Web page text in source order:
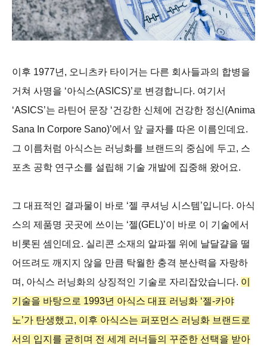
이후 1977년, 오니츠카 타이거는 다른 회사들과의 합병을
거쳐 사명을 ‘아식스(ASICS)’로 변경합니다. 여기서
‘ASICS’는 라틴어 문장 ‘건강한 신체에 건강한 정신(Anima
Sana In Corpore Sano)’에서 앞 글자를 따온 이름인데요.
그 이름처럼 아식스는 러닝화를 브랜드의 중심에 두고, 스
포츠 공학 연구소를 설립해 기술 개발에 집중해 왔어요.
그 대표적인 결과물이 바로 ‘젤 쿠셔닝 시스템’입니다. 아식
스의 제품명 곳곳에 쓰이는 ‘젤(GEL)’이 바로 이 기술에서
비롯된 셈인데요. 실리콘 소재의 알파젤 위에 날달걀을 떨
어뜨려도 깨지지 않을 만큼 탁월한 충격 분산력을 자랑하
며, 아식스 러닝화의 상징적인 기술로 자리잡았습니다. 이
기술을 바탕으로 1993년 아식스 대표 러닝화 ‘젤-카야
노’가 탄생했고, 이후 아식스는 퍼포먼스 러닝화 브랜드로
서의 입지를 굳히며 전 세계 러너들의 꾸준한 선택을 받아